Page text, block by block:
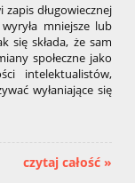
długowiecznej
mniejsze lub
się składa, że sam
społeczne jako
intelektualistów,
wyłaniające się
czytaj całość »